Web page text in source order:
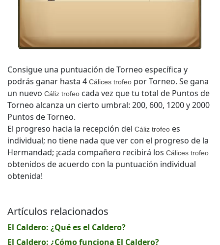
Consigue una puntuación de Torneo específica y
podrás ganar hasta 4 Cálices trofeo por Torneo. Se gana
un nuevo Cáliz trofeo cada vez que tu total de Puntos de
Torneo alcanza un cierto umbral: 200, 600, 1200 y 2000
Puntos de Torneo.
El progreso hacia la recepción del Cáliz trofeo es
individual; no tiene nada que ver con el progreso de la
Hermandad; ¡cada compañero recibirá los Cálices trofeo
obtenidos de acuerdo con la puntuación individual
obtenida!
Artículos relacionados
El Caldero: ¿Qué es el Caldero?
El Caldero: ¿Cómo funciona El Caldero?